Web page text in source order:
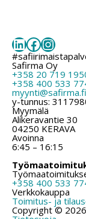
LinkedIn
Facebook
Safirma Oy
+358 20 719
+358 400 533
myynti@safirma.fi
y-tunnus:
Myymälä
Alikeravantie 30
04250 KERAVA
Avoinna
6:45 – 16:15
+358 400 533
Verkkokauppa
Toimitus- ja
Copyright ©